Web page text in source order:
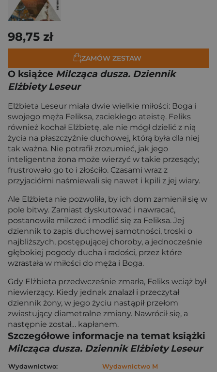
98,75 zł
ZAMÓW ZESTAW
O książce Milcząca dusza. Dziennik
Elżbiety Leseur
Elżbieta Leseur miała dwie wielkie miłości: Boga i
swojego męża Feliksa, zaciekłego ateistę. Feliks
również kochał Elżbietę, ale nie mógł dzielić z nią
życia na płaszczyźnie duchowej, którą była dla niej
tak ważna. Nie potrafił zrozumieć, jak jego
inteligentna żona może wierzyć w takie przesądy;
frustrowało go to i złościło. Czasami wraz z
przyjaciółmi naśmiewali się nawet i kpili z jej wiary.
Ale Elżbieta nie pozwoliła, by ich dom zamienił się w
pole bitwy. Zamiast dyskutować i nawracać,
postanowiła milczeć i modlić się za Feliksa. Jej
dziennik to zapis duchowej samotności, troski o
najbliższych, postępującej choroby, a jednocześnie
głębokiej pogody ducha i radości, przez które
wzrastała w miłości do męża i Boga.
Gdy Elżbieta przedwcześnie zmarła, Feliks wciąż był
niewierzący. Kiedy jednak znalazł i przeczytał
dziennik żony, w jego życiu nastąpił przełom
zwiastujący diametralne zmiany. Nawrócił się, a
następnie został… kapłanem.
Szczegółowe informacje na temat książki
Milcząca dusza. Dziennik Elżbiety Leseur
Wydawnictwo:
Wydawnictwo M